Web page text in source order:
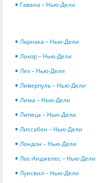
Гавана – Нью-Дели
Ларнака – Нью-Дели
Лахор – Нью-Дели
Лех – Нью-Дели
Ливерпуль – Нью-Дели
Лима – Нью-Дели
Липецк – Нью-Дели
Лиссабон – Нью-Дели
Лондон – Нью-Дели
Лос-Анджелес – Нью-Дели
Луисвил – Нью-Дели